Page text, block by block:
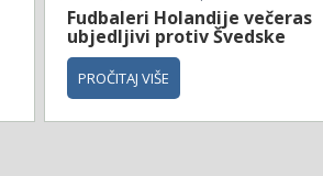
Fudbaleri Holandije večeras
ubjedljivi protiv Švedske
PROČITAJ VIŠE